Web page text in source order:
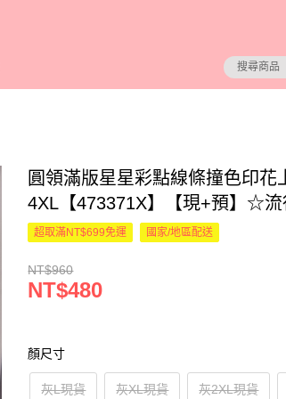
圓領滿版星星彩點線條撞色印花
4XL【473371X】【現+預】☆
超取滿NT$699免運 國家/地區配送
NT$960
NT$480
顏尺寸
灰L現貨 灰XL現貨 灰2XL現貨